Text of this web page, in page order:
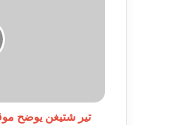
برشلونة
بشأنتير شتيغن يوضح